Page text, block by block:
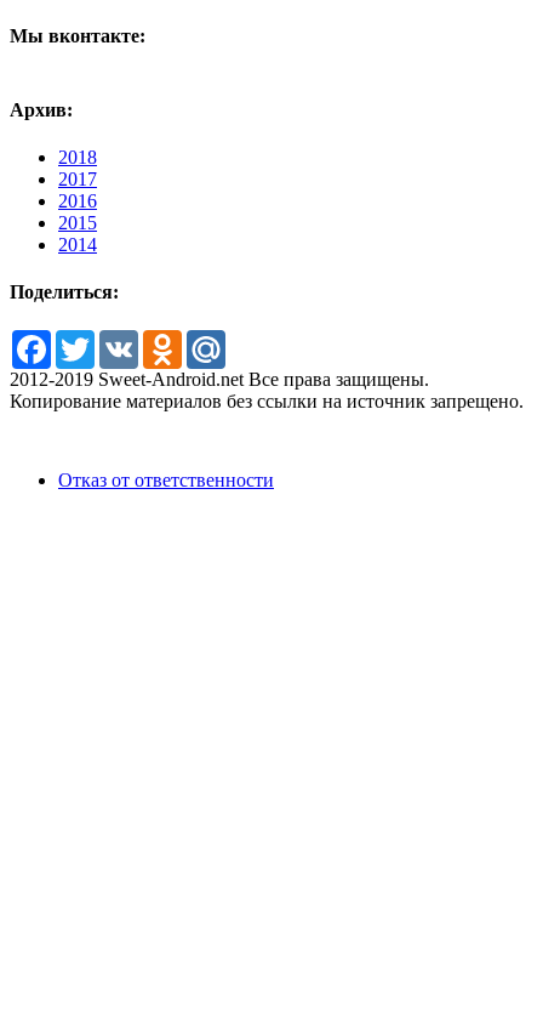
Мы вконтакте:
Архив:
2018
2017
2016
2015
2014
Поделиться:
Facebook
TwitterVK Odnoklassniki
2012-2019 Sweet-Android.net Все права защищены.
Копирование материалов без ссылки на источник запрещено.
Отказ от ответственности